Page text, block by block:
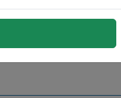
/ draadloos / optisch / USB-